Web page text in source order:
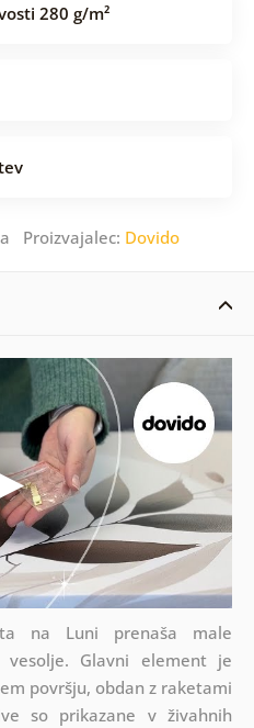
280 g/m²
Proizvajalec: Dovido
na Luni prenaša male
Glavni element je
površju, obdan z raketami
so prikazane v živahnih